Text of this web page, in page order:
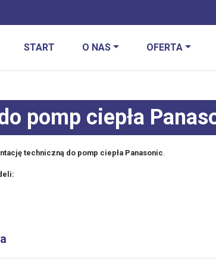
START O NAS OFERTA
pomp ciepła
techniczną do pomp ciepła Panasonic.